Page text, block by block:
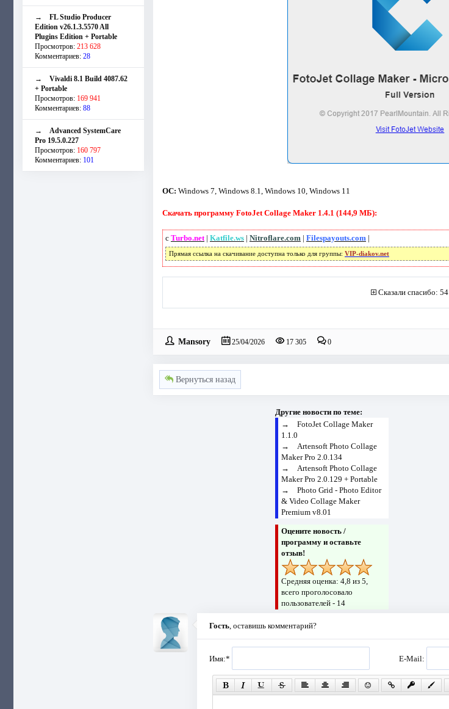
→ FL Studio Producer
Edition v26.1.3.5570 All
Plugins Edition + Portable
Просмотров: 213 628
Комментариев: 28
→ Vivaldi 8.1 Build 4087.62
+ Portable
Просмотров: 169 941
Комментариев: 88
→ Advanced SystemCare
Pro 19.5.0.227
Просмотров: 160 797
Комментариев: 101
ОС: Windows 7, Windows 8.1, Windows 10, Windows 11
Скачать программу FotoJet Collage Maker 1.4.1 (144,9 МБ):
с Turbo.net| Katfile.ws| Nitroflare.com | Filespayouts.com |
Прямая ссылка на скачивание доступна только для группы: VIP-diakov.net
Сказали спасибо: 54
Mansory 25/04/2026 17 305 0
Вернуться назад
Другие новости по теме:
→FotoJet Collage Maker
1.1.0
→ Artensoft Photo Collage
Maker Pro 2.0.134
→ Artensoft Photo Collage
Maker Pro 2.0.129 + Portable
→Photo Grid - Photo Editor
& Video Collage Maker
Premium v8.01
Оцените новость /
программу и оставьте
отзыв!
Средняя оценка:4,8 из 5,
всего проголосовало
пользователей - 14
Гость, оставишь комментарий?
Имя:* E-Mail: